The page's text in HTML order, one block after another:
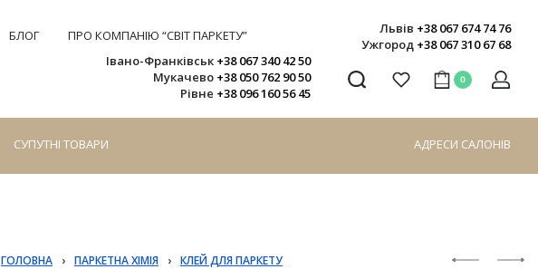
БЛОГ ПРО КОМПАНІЮ “СВІТ ПАРКЕТУ” Львів +38 067 674 74 76
Ужгород +38 067 310 67 68
Івано-Франківськ +38 067 340 42 50
Мукачево +38 050 762 90 50
Рівне +38 096 160 56 45
0
СУПУТНІ ТОВАРИ АДРЕСИ САЛОНІВ
ГОЛОВНА › ПАРКЕТНА ХІМІЯ › КЛЕЙ ДЛЯ ПАРКЕТУ